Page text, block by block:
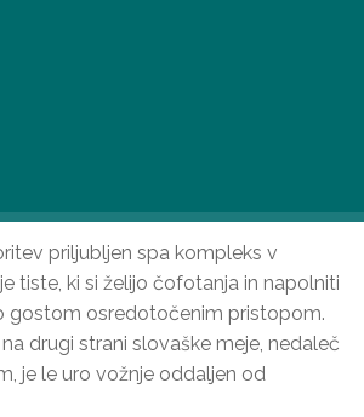
priljubljen spa kompleks v
tiste, ki si želijo čofotanja in napolniti
gostom osredotočenim pristopom.
drugi strani slovaške meje, nedaleč
je le uro vožnje oddaljen od